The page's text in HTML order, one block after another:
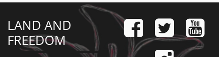
LAND AND
FREEDOM